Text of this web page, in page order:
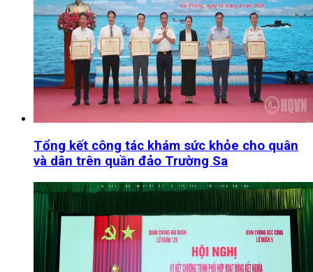
Tổng kết công tác khám sức khỏe cho quân
và dân trên quần đảo Trường Sa